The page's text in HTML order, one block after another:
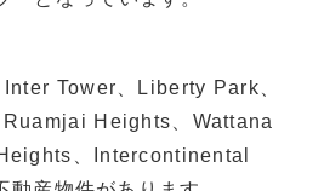
Tower、Liberty Park、
Heights、Wattana
、Intercontinental